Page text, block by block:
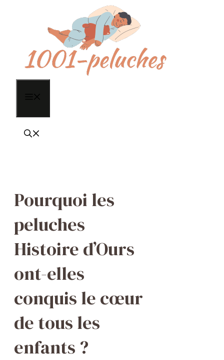
Pourquoi les
peluches
Histoire d’Ours
ont-elles
conquis le cœur
de tous les
enfants ?